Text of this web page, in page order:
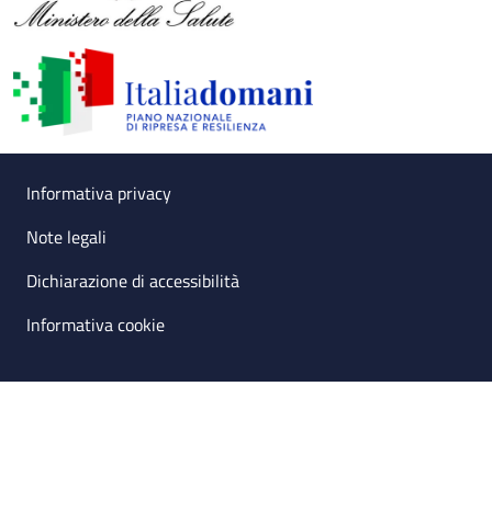
Small prints
Useful links section
Informativa privacy
Note legali
Dichiarazione di accessibilità
Informativa cookie